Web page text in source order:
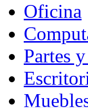
Oficina
Partes